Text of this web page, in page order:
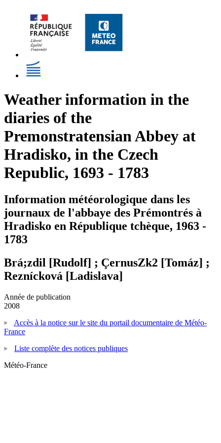
Weather information in the
diaries of the
Premonstratensian Abbey at
Hradisko, in the Czech
Republic, 1693 - 1783
Information météorologique dans les
journaux de l'abbaye des Prémontrés à
Hradisko en République tchèque, 1963 -
1783
Brá;zdil [Rudolf] ; ÇernusZk2 [Tomáz] ;
Reznícková [Ladislava]
Année de publication
2008
Accès à la notice sur le site du portail documentaire de Météo-
France
Liste complète des notices publiques
Météo-France